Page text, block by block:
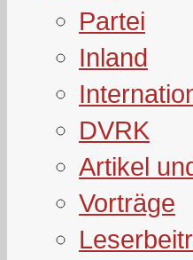
Partei
Inland
DVRK
Artikel
Vorträge